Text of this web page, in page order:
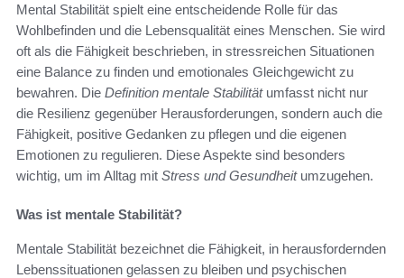
Mental Stabilität spielt eine entscheidende Rolle für das
Wohlbefinden und die Lebensqualität eines Menschen. Sie wird
oft als die Fähigkeit beschrieben, in stressreichen Situationen
eine Balance zu finden und emotionales Gleichgewicht zu
bewahren. Die Definition mentale Stabilitätumfasst nicht nur
die Resilienz gegenüber Herausforderun­gen, sondern auch die
Fähigkeit, positive Gedanken zu pflegen und die eigenen
Emotionen zu regulieren. Diese Aspekte sind besonders
wichtig, um im Alltag mit Stress und Gesundheitumzugehen.
Was ist mentale Stabilität?
Mentale Stabilität bezeichnet die Fähigkeit, in herausfordernden
Lebenssituationen gelassen zu bleiben und psychischen